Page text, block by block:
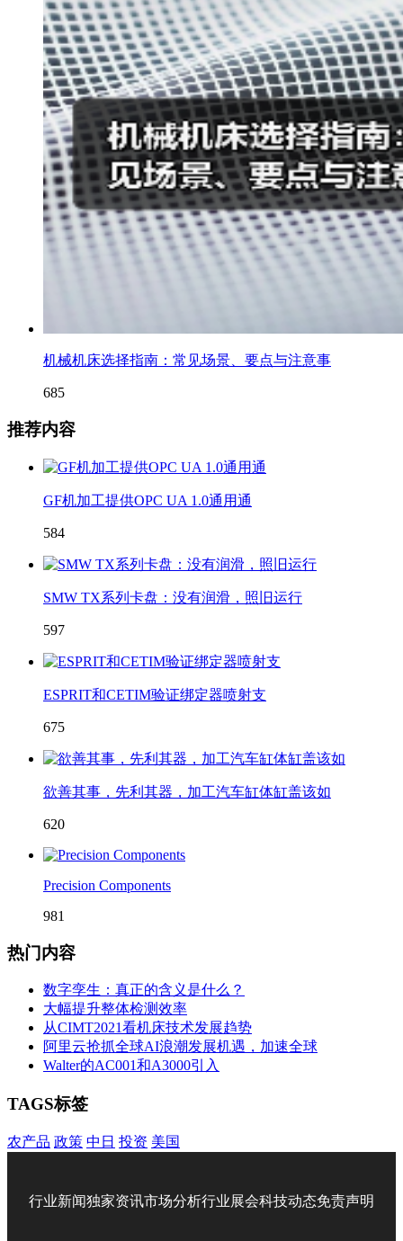
机械机床选择指南：常见场景、要点与注意事
685
推荐内容
GF机加工提供OPC UA 1.0通用通
584
SMW TX系列卡盘：没有润滑，照旧运行
597
ESPRIT和CETIM验证绑定器喷射支
675
欲善其事，先利其器，加工汽车缸体缸盖该如
620
Precision Components
981
热门内容
数字孪生：真正的含义是什么？
大幅提升整体检测效率
从CIMT2021看机床技术发展趋势
阿里云抢抓全球AI浪潮发展机遇，加速全球
Walter的AC001和A3000引入
TAGS标签
农产品 政策 中日 投资 美国
行业新闻独家资讯市场分析行业展会科技动态免责声明